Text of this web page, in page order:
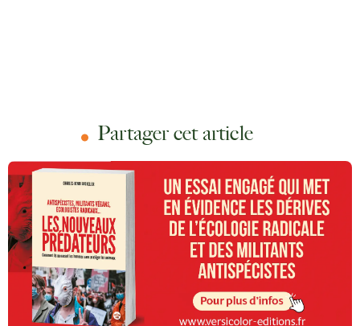
Partager cet article